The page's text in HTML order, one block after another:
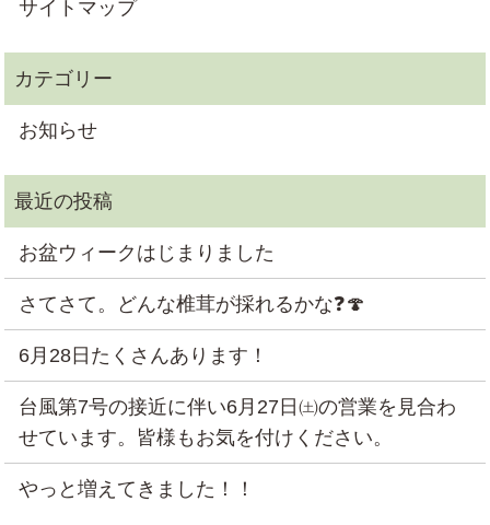
サイトマップ
お知らせ
お盆ウィークはじまりました
さてさて。どんな椎茸が採れるかな❓🍄
6月28日たくさんあります！
台風第7号の接近に伴い6月27日㈯の営業を見合わ
せています。皆様もお気を付けください。
やっと増えてきました！！